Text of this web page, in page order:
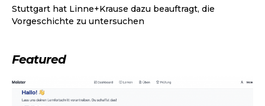
Stuttgart hat Linne+Krause dazu beauftragt, die
Vorgeschichte zu untersuchen
Featured